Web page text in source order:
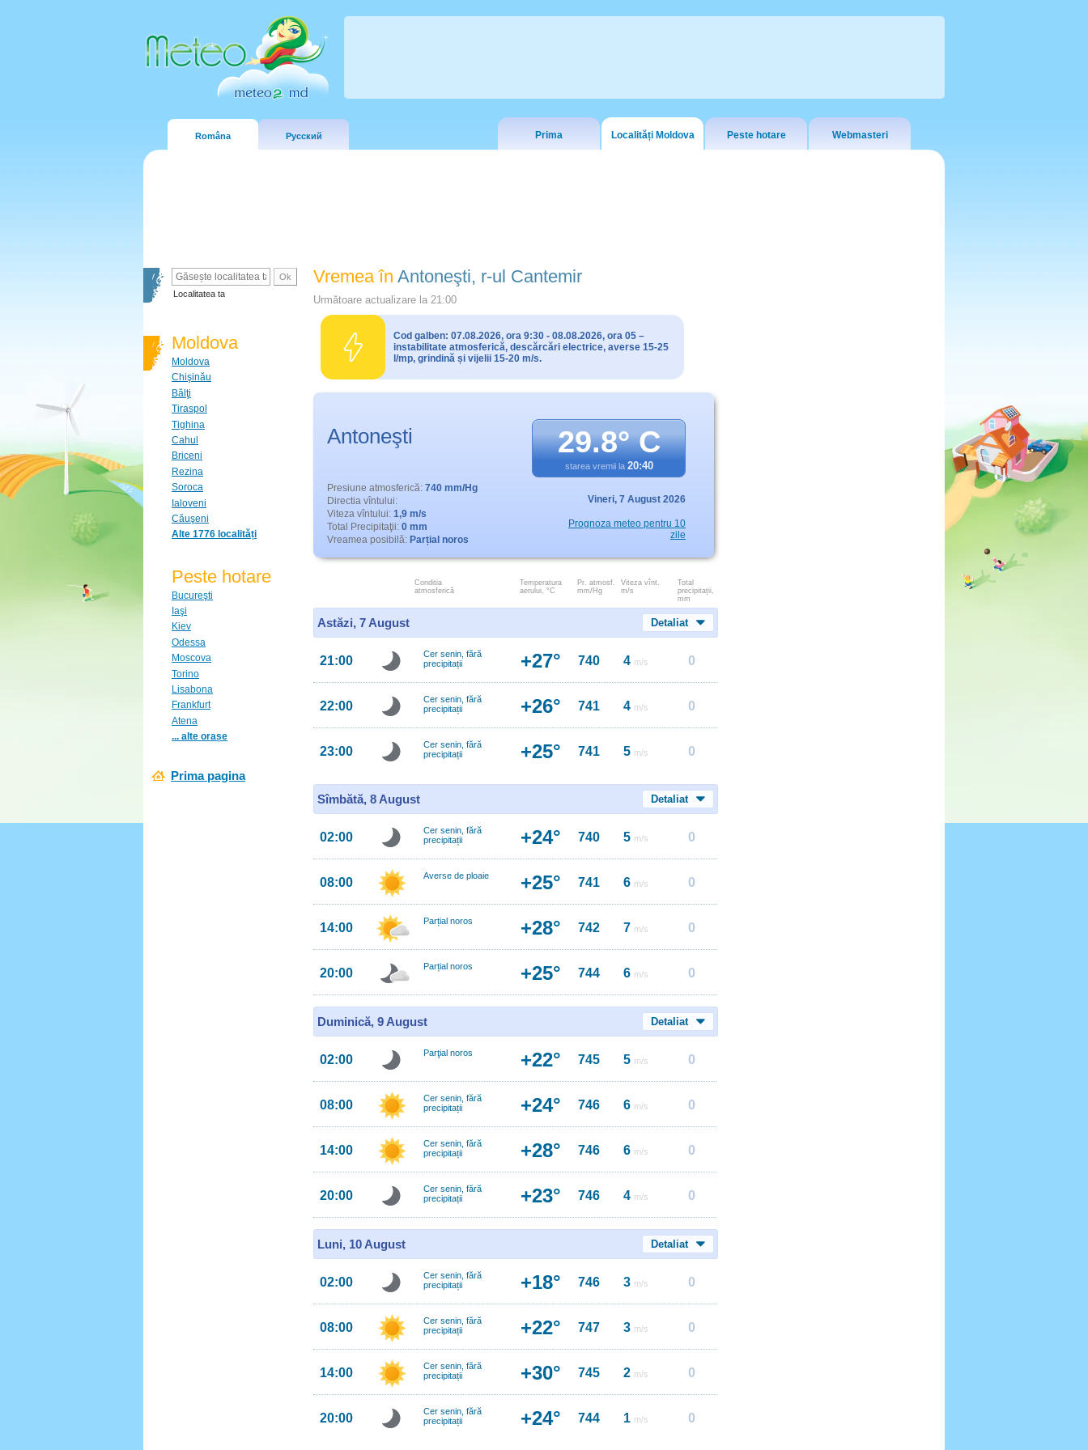
Româna Русский Prima Localități Moldova Peste hotare Webmasteri
Localitatea ta
Moldova
Moldova
Chişinău
Bălţi
Tiraspol
Tighina
Cahul
Briceni
Rezina
Soroca
Ialoveni
Căuşeni
Alte 1776 localități
Peste hotare
Bucureşti
Iaşi
Kiev
Odessa
Moscova
Torino
Lisabona
Frankfurt
Atena
... alte orașe
Prima pagina
Vremea în Antoneşti, r-ul Cantemir
Următoare actualizare la 21:00
Cod galben: 07.08.2026, ora 9:30 - 08.08.2026, ora 05 –
instabilitate atmosferică, descărcări electrice, averse 15-25
l/mp, grindină și vijelii 15-20 m/s.
Antoneşti 29.8° C
starea vremii la 20:40
Presiune atmosferică: 740 mm/Hg
Directia vîntului:
Viteza vîntului: 1,9 m/s
Total Precipitaţii: 0 mm
Vreamea posibilă: Parțial noros
Vineri, 7 August 2026
Prognoza meteo pentru 10
zile
Conditia
atmosferică
Temperatura
aerului, °C
Pr. atmosf.
mm/Hg
Viteza vînt.
m/s
Total
precipitații,
mm
Astăzi, 7 August Detaliat
21:00
Cer senin, fără
precipitații
+27° 740 4 m/s 0
22:00
Cer senin, fără
precipitații
+26° 741 4 m/s 0
23:00
Cer senin, fără
precipitații
+25° 741 5 m/s 0
Sîmbătă, 8 August Detaliat
02:00
Cer senin, fără
precipitații
+24° 740 5 m/s 0
08:00 Averse de ploaie +25° 741 6 m/s 0
14:00 Parțial noros +28° 742 7 m/s 0
20:00 Parțial noros +25° 744 6 m/s 0
Duminică, 9 August Detaliat
02:00 Parţial noros +22° 745 5 m/s 0
08:00
Cer senin, fără
precipitații
+24° 746 6 m/s 0
14:00
Cer senin, fără
precipitații
+28° 746 6 m/s 0
20:00
Cer senin, fără
precipitații
+23° 746 4 m/s 0
Luni, 10 August Detaliat
02:00
Cer senin, fără
precipitații
+18° 746 3 m/s 0
08:00
Cer senin, fără
precipitații
+22° 747 3 m/s 0
14:00
Cer senin, fără
precipitații
+30° 745 2 m/s 0
20:00
Cer senin, fără
precipitații
+24° 744 1 m/s 0